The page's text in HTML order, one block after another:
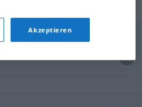
Akzeptieren